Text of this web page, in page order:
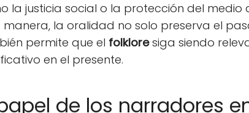
la justicia social o la protección del medio
manera, la oralidad no solo preserva el
permite que el folkloresiga siendo
en el presente.
de los narradores